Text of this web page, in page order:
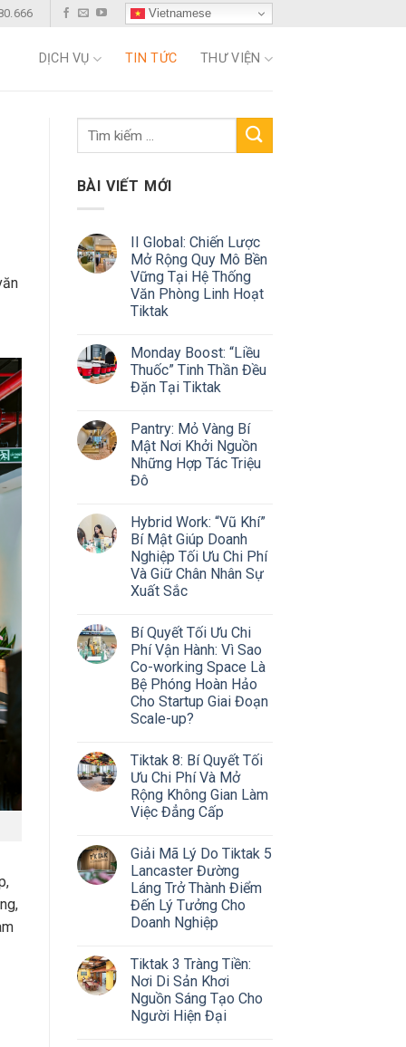
Vietnamese
DỊCH VỤ TIN TỨC THƯ VIỆN
BÀI VIẾT MỚI
II Global: Chiến Lược
Mở Rộng Quy Mô Bền
Vững Tại Hệ Thống
Văn Phòng Linh Hoạt
Tiktak
Monday Boost: “Liều
Thuốc” Tinh Thần Đều
Đặn Tại Tiktak
Pantry: Mỏ Vàng Bí
Mật Nơi Khởi Nguồn
Những Hợp Tác Triệu
Đô
Hybrid Work: “Vũ Khí”
Bí Mật Giúp Doanh
Nghiệp Tối Ưu Chi Phí
Và Giữ Chân Nhân Sự
Xuất Sắc
Bí Quyết Tối Ưu Chi
Phí Vận Hành: Vì Sao
Co-working Space Là
Bệ Phóng Hoàn Hảo
Cho Startup Giai Đoạn
Scale-up?
Tiktak 8: Bí Quyết Tối
Ưu Chi Phí Và Mở
Rộng Không Gian Làm
Việc Đẳng Cấp
Giải Mã Lý Do Tiktak 5
Lancaster Đường
Láng Trở Thành Điểm
Đến Lý Tưởng Cho
Doanh Nghiệp
Tiktak 3 Tràng Tiền:
Nơi Di Sản Khơi
Nguồn Sáng Tạo Cho
Người Hiện Đại